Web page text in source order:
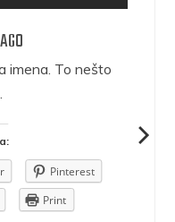
imena. To nešto
Pinterest
Print